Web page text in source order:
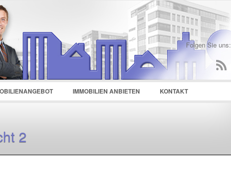
Remember Me
Register Recover Password
Folgen Sie uns:
IMMOBILIEN ANBIETEN KONTAKT
2